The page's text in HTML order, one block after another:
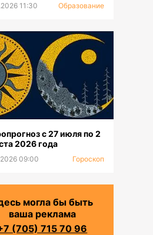
и
11:30 Образование
с 27 июля по 2
2026 года
09:00 Гороскоп
могла бы быть
ваша реклама
(705) 715 70 96